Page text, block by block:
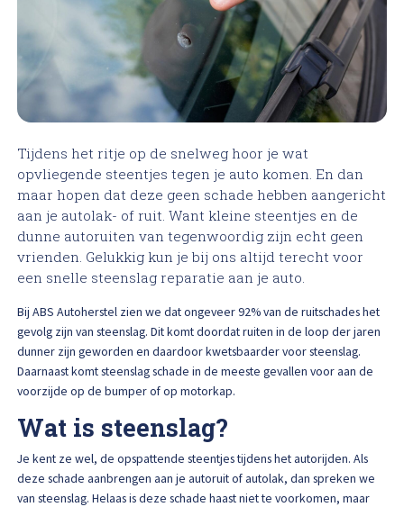
High Tech Schadeherstel
Lakschade herstellen
Spotrepair
Steenslag herstellen
Velgen herstellen
Hagelschade herstellen
Total loss
Alle soorten Specialisme
Bel ons op: 0900 - 6611111
Tijdens het ritje op de snelweg hoor je wat
opvliegende steentjes tegen je auto komen. En dan
maar hopen dat deze geen schade hebben aangericht
aan je autolak- of ruit. Want kleine steentjes en de
dunne autoruiten van tegenwoordig zijn echt geen
vrienden. Gelukkig kun je bij ons altijd terecht voor
een snelle steenslag reparatie aan je auto.
Bij ABS Autoherstel zien we dat ongeveer 92% van de ruitschades het
gevolg zijn van steenslag. Dit komt doordat ruiten in de loop der jaren
dunner zijn geworden en daardoor kwetsbaarder voor steenslag.
Daarnaast komt steenslag schade in de meeste gevallen voor aan de
voorzijde op de bumper of op motorkap.
Wat is steenslag?
Je kent ze wel, de opspattende steentjes tijdens het autorijden. Als
deze schade aanbrengen aan je autoruit of autolak, dan spreken we
van steenslag. Helaas is deze schade haast niet te voorkomen, maar